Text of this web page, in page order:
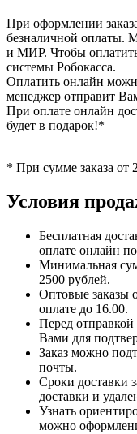
При оформлении
безналичной оплаты.
и МИР. Чтобы оплатить
системы Робокасса.
Оплатить онлайн
менеджер отправит
При оплате онлайн
будет в подарок!*
* При сумме заказа от
Условия
Бесплатная
оплате онлайн
Минимальная
2500 рублей.
Оптовые заказы
оплате до 16.00.
Перед отправкой
Вами для
Заказ можно
почты.
Сроки доставки
доставки и
Узнать
можно